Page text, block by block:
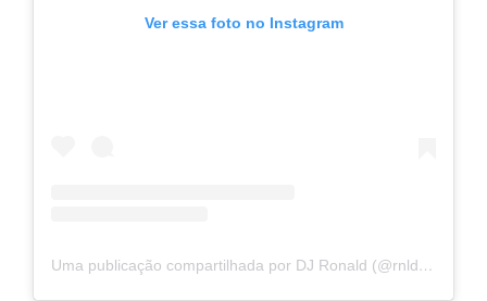
Ver essa foto no Instagram
Uma publicação compartilhada por DJ Ronald (@rnldmusic)